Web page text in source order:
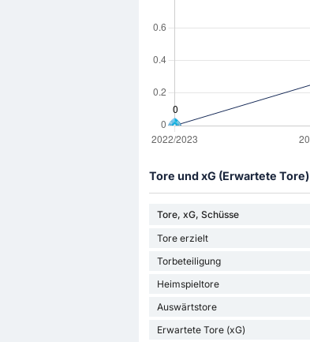
Tore und xG (Erwartete Tore)
Tore, xG, Schüsse
Tore erzielt
Torbeteiligung
Heimspieltore
Auswärtstore
Erwartete Tore (xG)